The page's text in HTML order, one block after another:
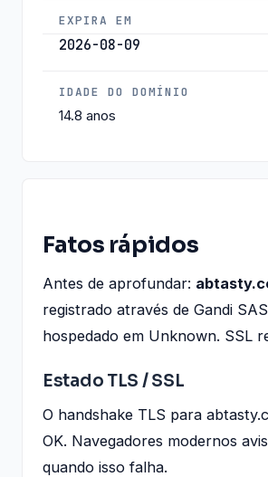
EXPIRA EM
2026-08-09
IDADE DO DOMÍNIO
14.8 anos
Fatos rápidos
Antes de aprofundar:
registrado através de Gandi
hospedado em Unknown. SSL
Estado TLS / SSL
O handshake TLS para
OK. Navegadores modernos
quando isso falha.